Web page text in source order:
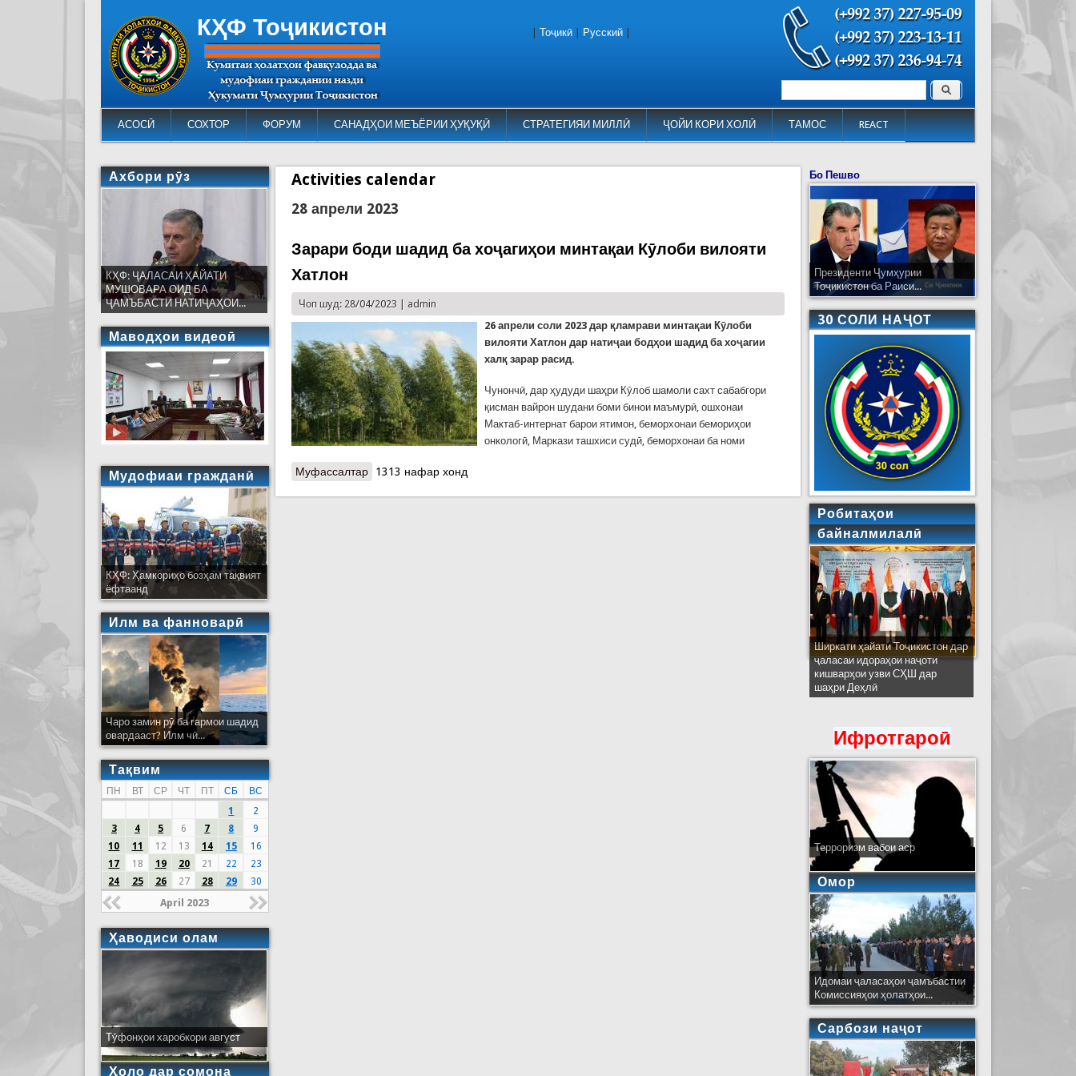
КҲФ Тоҷикистон
АСОСӢ СОХТОР ФОРУМ САНАДҲОИ МЕЪЁРИИ ҲУҚУҚӢ СТРАТЕГИЯИ МИЛЛӢ ҶОЙИ КОРИ ХОЛӢ ТАМОС REACT
Форма поиска Поиск
Тоҷикӣ Русский
Activities calendar
28 апрели 2023
Зарари боди шадид ба хоҷагиҳои минтақаи Кӯлоби вилояти
Хатлон
Чоп шуд: 28/04/2023 | admin
26 апрели соли 2023дар қламрави минтақаи Кӯлоби
вилояти Хатлон дар натиҷаи бодҳои шадид ба хоҷагии
халқ зарар расид.
Чунончӣ, дар ҳудуди шаҳри Кӯлоб шамоли сахт сабабгори
қисман вайрон шудани боми бинои маъмурӣ, ошхонаи
Мактаб-интернат барои ятимон, беморхонаи бемориҳои
онкологӣ, Маркази ташхиси судӣ, беморхонаи ба номи
Муфассалтар о Зарари боди шадид ба хоҷагиҳои минтақаи Кӯлоби вилояти Хатлон
1313 нафар хонд
Ахбори рӯз
КҲФ: ҶАЛАСАИ ҲАЙАТИ
МУШОВАРА ОИД БА
ҶАМЪБАСТИ НАТИҶАҲОИ...
Маводҳои видеоӣ
Мудофиаи гражданӣ
КҲФ: Ҳамкориҳо бозҳам тақвият
ёфтаанд
Илм ва фанноварӣ
Чаро замин рӯ ба гармои шадид
овардааст? Илм чӣ...
Тақвим
ПН ВТ СР ЧТ ПТ СБ
ВС
1
2
3
4 5 6 7 8
9
10
11 12 13 14 15
16
17
18 19 20 21 22
23
24
25 26 27 28 29 30
April 2023
Ҳаводиси олам
Тӯфонҳои харобкори август
Ҳоло дар сомона
Бо Пешво
Президенти Ҷумҳурии
Тоҷикистон ба Раиси...
30 СОЛИ НАҶОТ
Робитаҳои
байналмилалӣ
Ширкати ҳайати Тоҷикистон дар
ҷаласаи идораҳои наҷоти
кишварҳои узви СҲШ дар
шаҳри Деҳлӣ
Ифротгароӣ
Терроризм вабои аср
Омор
Идомаи ҷаласаҳои ҷамъбастии
Комиссияҳои ҳолатҳои...
Сарбози наҷот